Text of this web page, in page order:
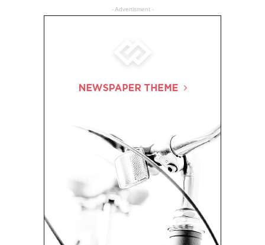
- Advertisment -